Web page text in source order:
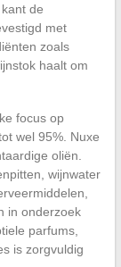
de
met
zoals
haalt om
focus op
wel 95%. Nuxe
oliën.
wijnwater
in onderzoek
parfums,
is zorgvuldig